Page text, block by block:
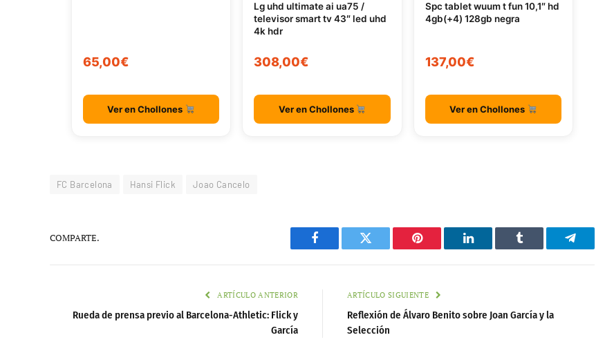
65,00€
Ver en Chollones
Lg uhd ultimate ai ua75 /
televisor smart tv 43″ led uhd
4k hdr
308,00€
Ver en Chollones
Spc tablet wuum t fun 10,1″ hd
4gb(+4) 128gb negra
137,00€
Ver en Chollones
FC Barcelona Hansi Flick Joao Cancelo
COMPARTE.
Facebook Twitter Pinterest LinkedIn Tumblr Telegram
ARTÍCULO ANTERIOR
Rueda de prensa previo al Barcelona-Athletic: Flick y
García
ARTÍCULO SIGUIENTE
Reflexión de Álvaro Benito sobre Joan García y la
Selección